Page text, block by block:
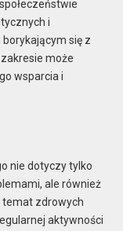
i
się z
może
wsparcia i
nie dotyczy tylko
ale również
temat zdrowych
aktywności